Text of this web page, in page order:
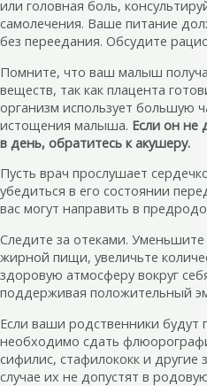
или головная боль,
самолечения. Ваше питание
без переедания. Обсудите
Помните, что ваш малыш
веществ, так как плацента
организм использует большую
истощения малыша. Если он не
в день, обратитесь к акушеру.
Пусть врач прослушает
убедиться в его состоянии
вас могут направить в
Следите за отеками.
жирной пищи, увеличьте
здоровую атмосферу вокруг
поддерживая положительный
Если ваши родственники будут
необходимо сдать
сифилис, стафилококк и другие
случае их не допустят в